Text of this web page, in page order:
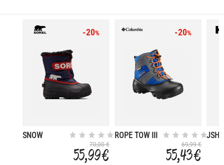
-20%
SNOW
70,00 €
55,99 €
-20%
ROPE TOW III
69,99 €
55,43 €